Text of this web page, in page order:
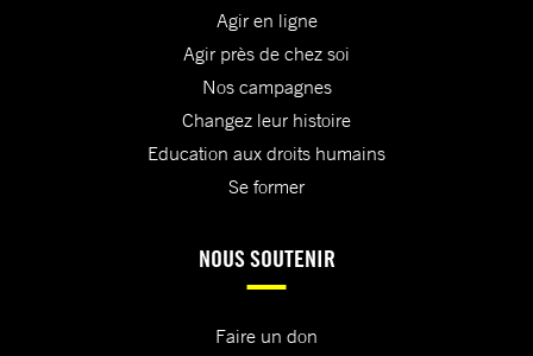
Agir en ligne
Agir près de chez soi
Nos campagnes
Changez leur histoire
Education aux droits humains
Se former
NOUS SOUTENIR
Faire un don